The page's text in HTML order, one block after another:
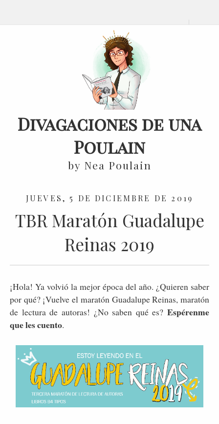
Divagaciones de una
Poulain
by Nea Poulain
JUEVES, 5 DE DICIEMBRE DE 2019
TBR Maratón Guadalupe
Reinas 2019
¡Hola! Ya volvió la mejor época del año. ¿Quieren saber
por qué? ¡Vuelve el maratón Guadalupe Reinas, maratón
de lectura de autoras! ¿No saben qué es? Espérenme
que les cuento.